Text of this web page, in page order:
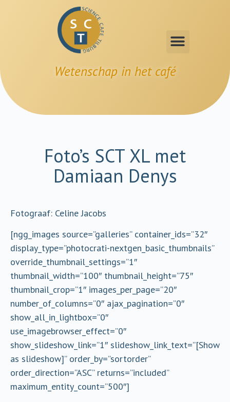
Wetenschap in het café
Foto’s SCT XL met
Damiaan Denys
Fotograaf: Celine Jacobs
[ngg_images source=”galleries” container_ids=”32″
display_type=”photocrati-nextgen_basic_thumbnails”
override_thumbnail_settings=”1″
thumbnail_width=”100″ thumbnail_height=”75″
thumbnail_crop=”1″ images_per_page=”20″
number_of_columns=”0″ ajax_pagination=”0″
show_all_in_lightbox=”0″
use_imagebrowser_effect=”0″
show_slideshow_link=”1″ slideshow_link_text=”[Show
as slideshow]” order_by=”sortorder”
order_direction=”ASC” returns=”included”
maximum_entity_count=”500″]